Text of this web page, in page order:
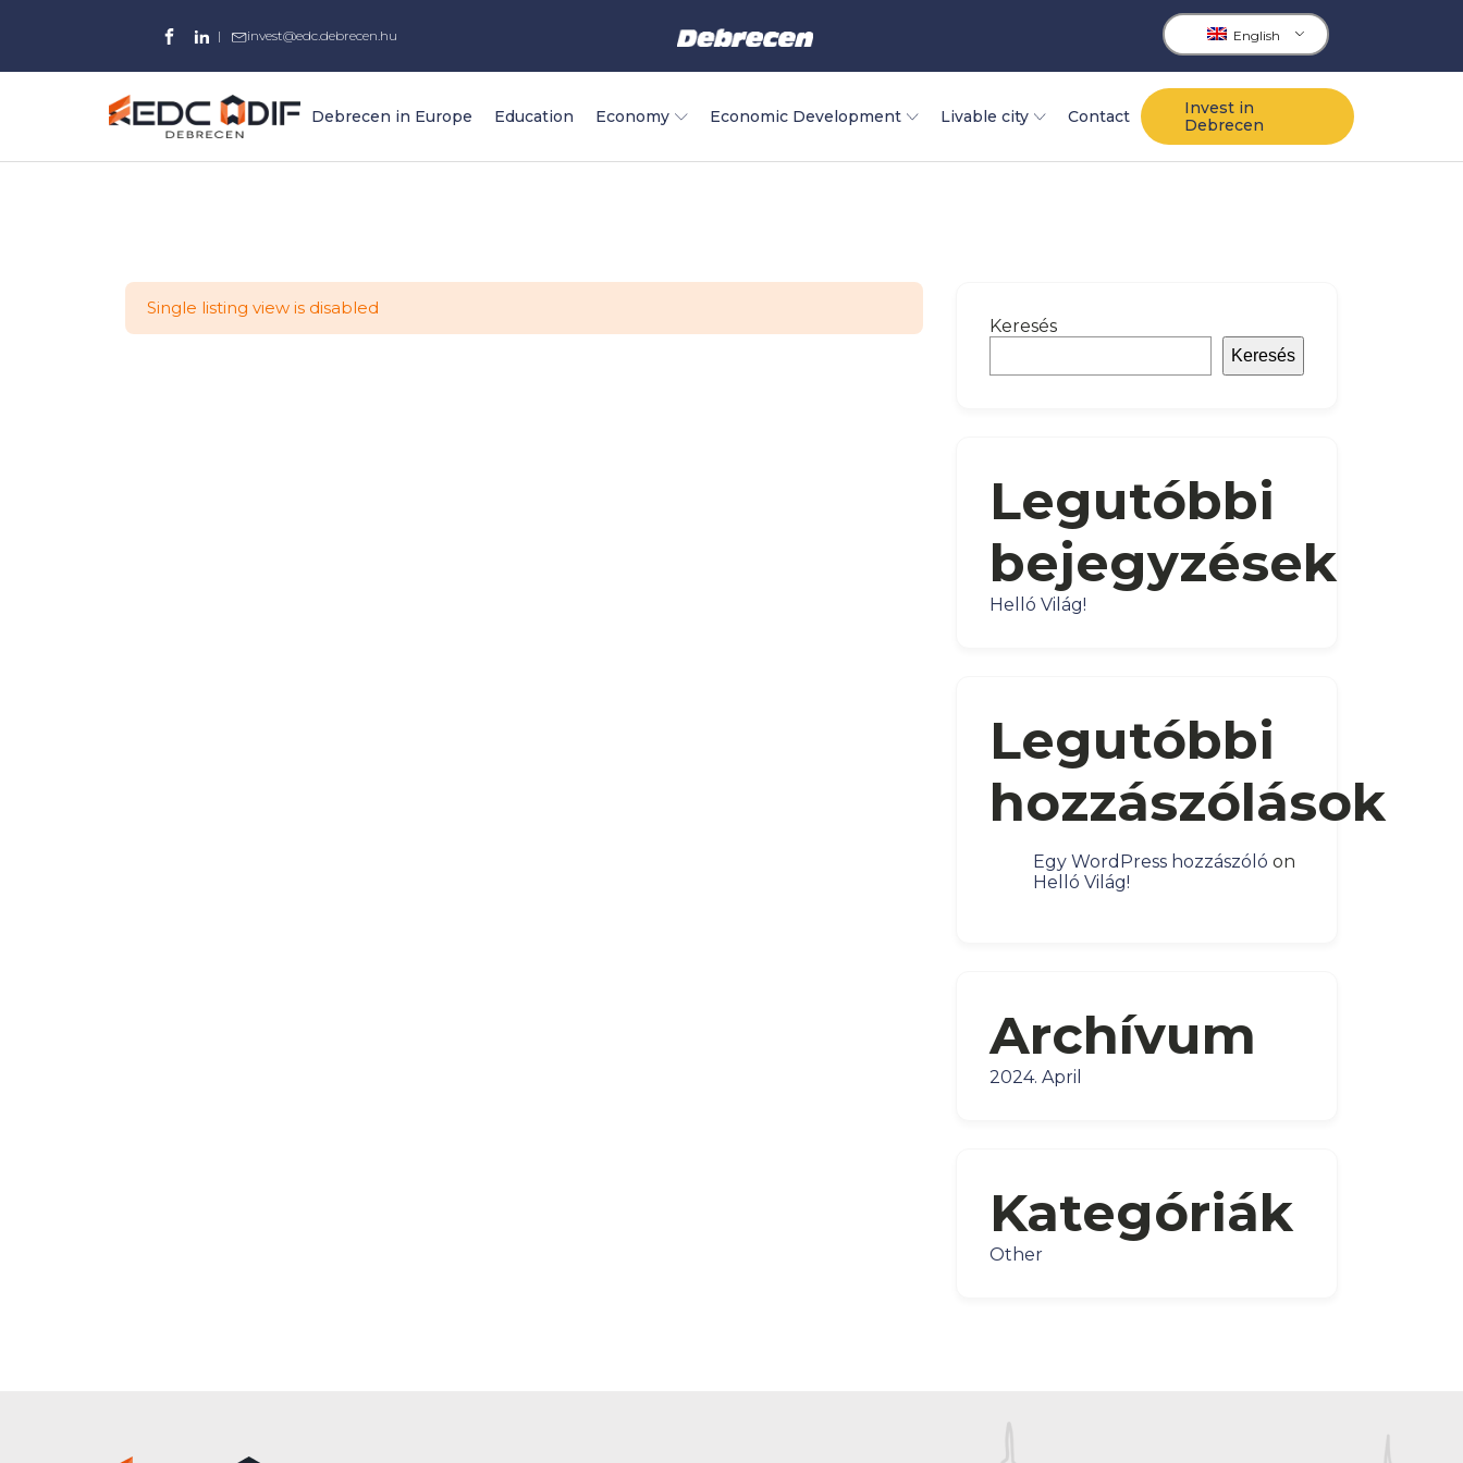
| invest@edc.debrecen.hu English
Debrecen in Europe Education Economy Economic Development Livable city Contact
Invest in
Debrecen
Single listing view is disabled
Keresés
Keresés
Legutóbbi
bejegyzések
Helló Világ!
Legutóbbi
hozzászólások
Egy WordPress hozzászóló on
Helló Világ!
Archívum
2024. April
Kategóriák
Other